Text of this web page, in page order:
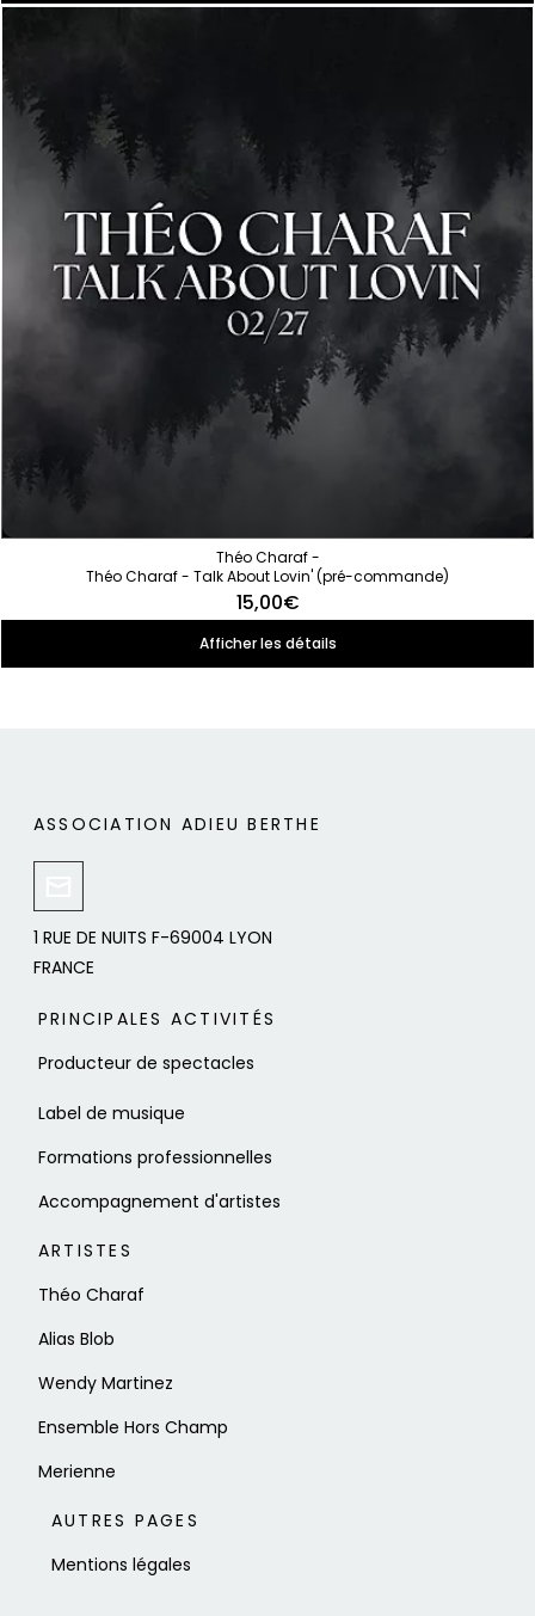
Théo Charaf -
Théo Charaf - Talk About Lovin' (pré-commande)
15,00€
Afficher les détails
ASSOCIATION ADIEU BERTHE
1 RUE DE NUITS F-69004 LYON
FRANCE
PRINCIPALES ACTIVITÉS
Producteur de spectacles
Label de musique
Formations professionnelles
Accompagnement d'artistes
ARTISTES
Théo Charaf
Alias Blob
Wendy Martinez
Ensemble Hors Champ
Merienne
AUTRES PAGES
Mentions légales